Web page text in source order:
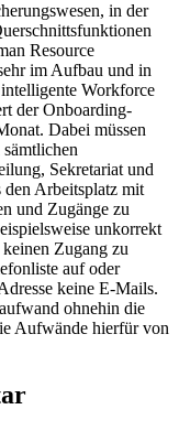
in der
Resource
im Aufbau und in
Workforce
der Onboarding-
Dabei müssen
Sekretariat und
Arbeitsplatz mit
und Zugänge zu
unkorrekt
Zugang zu
auf oder
keine E-Mails.
ohnehin die
Aufwände hierfür von